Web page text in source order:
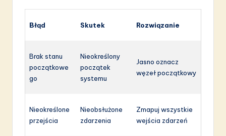
Błąd Skutek Rozwiązanie
Brak stanu
początkowe
go
Nieokreślony
początek
systemu
Jasno oznacz
węzeł początkowy
Nieokreślone
przejścia
Nieobsłużone
zdarzenia
Zmapuj wszystkie
wejścia zdarzeń